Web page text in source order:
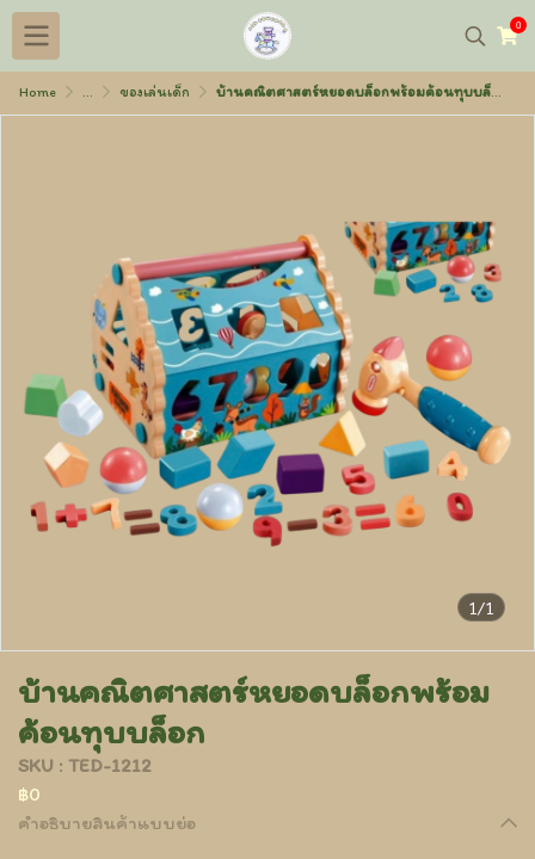
0
Home ... ของเล่นเด็ก บ้านคณิตศาสตร์หยอดบล็อกพร้อมค้อนทุบบล็อก
1/1
บ้านคณิตศาสตร์หยอดบล็อกพร้อม
ค้อนทุบบล็อก
SKU : TED-1212
฿0
คำอธิบายสินค้าแบบย่อ